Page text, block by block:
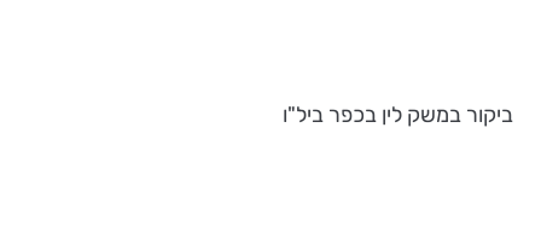
ביקור במשק לין בכפר ביל"ו